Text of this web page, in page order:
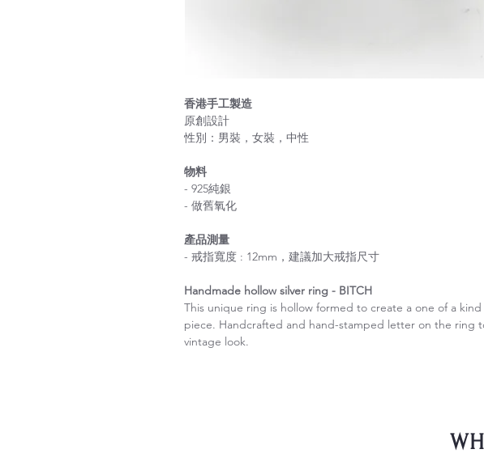
香港手工製造
原創設計
性別：男裝，女裝，中性
物料
- 925純銀
- 做舊氧化
產品測量
- 戒指寬度 : 12mm，建議加大戒指尺寸
Handmade hollow silver ring - BITCH
This unique ring is hollow formed to create a one of a
piece. Handcrafted and hand-stamped letter on the ring
vintage look.